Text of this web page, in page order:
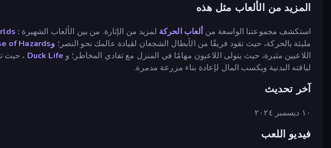
المزيد من الألعاب مثل هذه
استكشف مجموعتنا الواسعة منألعاب الحركة لمزيد من الإثارة. من بين الألعاب الشهيرة : Far Orion: New Worlds
مليئة بالحركة، حيث تقود فريقًا من الأبطال الشجعان لقيادة عالمك نحو النصر؛ وHouse of Hazards
اللاعبين مثيرة، حيث يتولى اللاعبون مهامًا في المنزل مع تفادي المخاطر؛ و Duck Life ، حيث
لياقته البدنية ويكسب المال لإعادة بناء مزرعة مدمرة.
آخر تحديث
١٠ ديسمبر ٢٠٢٤
فيديو اللعب